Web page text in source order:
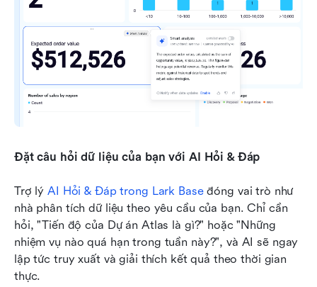
Đặt câu hỏi dữ liệu của bạn với AI Hỏi & Đáp
Trợ lý AI Hỏi & Đáp trong Lark Base đóng vai trò như
nhà phân tích dữ liệu theo yêu cầu của bạn. Chỉ cần
hỏi, "Tiến độ của Dự án Atlas là gì?" hoặc "Những
nhiệm vụ nào quá hạn trong tuần này?", và AI sẽ ngay
lập tức truy xuất và giải thích kết quả theo thời gian
thực.